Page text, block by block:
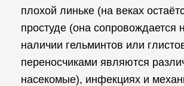
плохой линьке (на веках
простуде (она сопровождается
наличии гельминтов или
переносчиками являются
насекомые), инфекциях и